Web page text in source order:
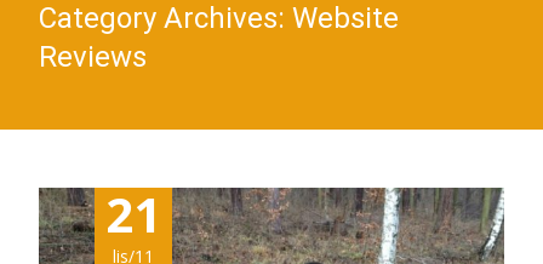
Category Archives: Website
Reviews
21
lis/11